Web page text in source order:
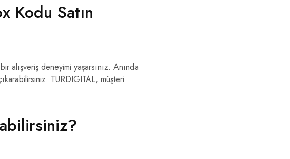
Kodu Satın
alışveriş deneyimi yaşarsınız. Anında
TURDIGITAL, müşteri